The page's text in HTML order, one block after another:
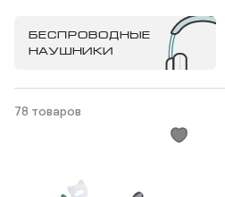
БЕСПРОВОДНЫЕ
НАУШНИКИ
78 товаров